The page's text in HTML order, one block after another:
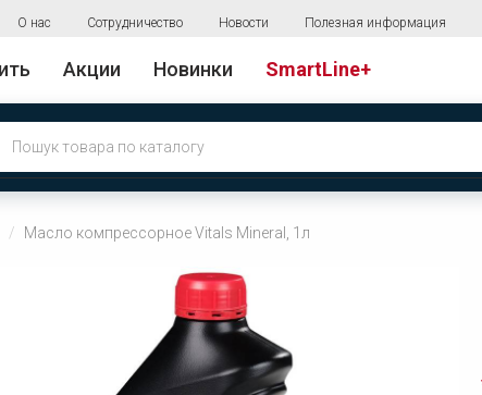
О нас Сотрудничество Новости Полезная информация
Акции Новинки SmartLine+
Масло компрессорное Vitals Mineral, 1л